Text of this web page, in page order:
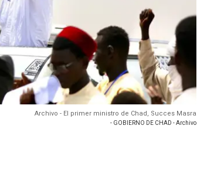
Archivo - El primer ministro de Chad, Succes Masra
- GOBIERNO DE CHAD - Archivo